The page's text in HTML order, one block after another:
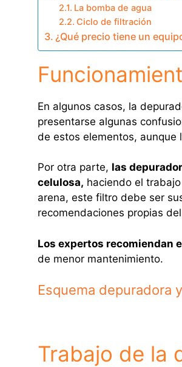
La bomba de agua
Ciclo de filtración
¿Qué precio tiene un
En algunos casos, la
presentarse algunas
de estos elementos, aunque
Por otra parte, las
celulosa, haciendo el
arena, este filtro debe ser
recomendaciones propias
Los expertos recomiendan
de menor mantenimiento.
Esquema depuradora
Trabajo de la